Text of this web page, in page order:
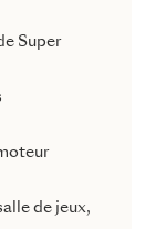
Super
de jeux,